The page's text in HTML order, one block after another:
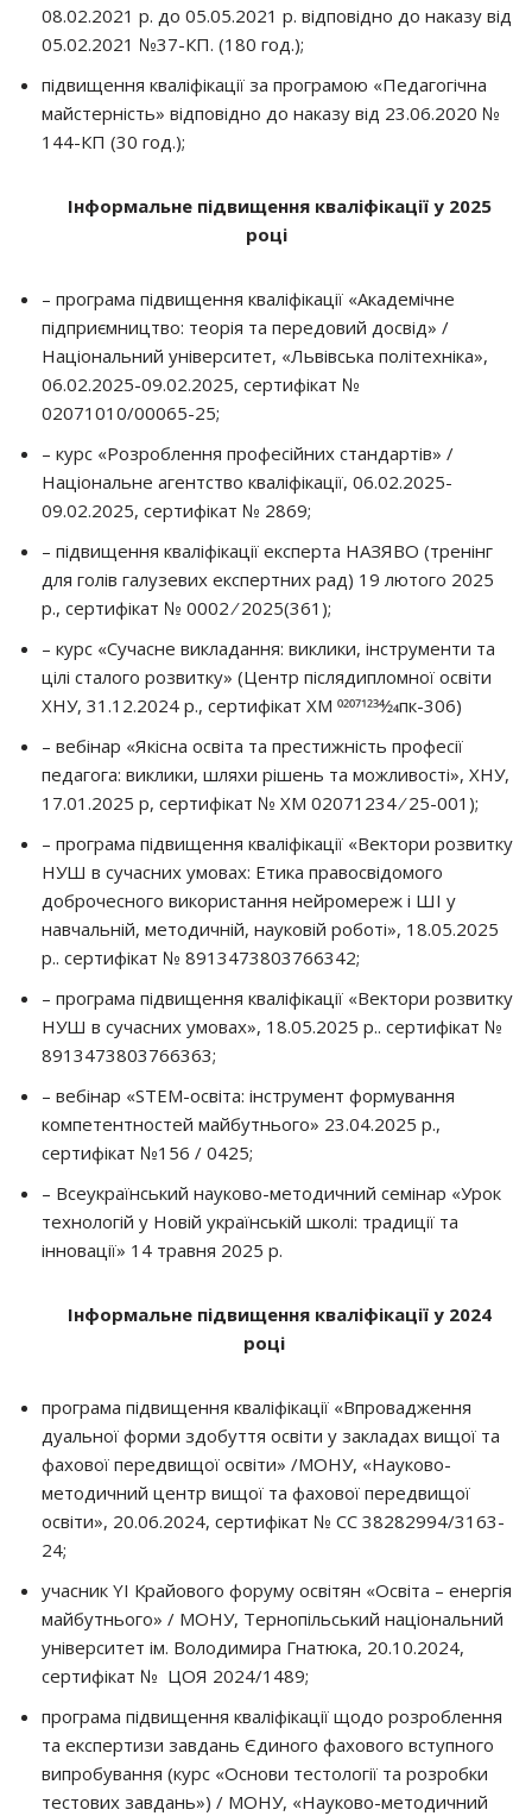
08.02.2021 р. до 05.05.2021 р. відповідно до наказу від
05.02.2021 №37-КП. (180 год.);
підвищення кваліфікації за програмою «Педагогічна
майстерність» відповідно до наказу від 23.06.2020 №
144-КП (30 год.);
Інформальне підвищення кваліфікації у 2025
році
– програма підвищення кваліфікації «Академічне
підприємництво: теорія та передовий досвід» /
Національний університет, «Львівська політехніка»,
06.02.2025-09.02.2025, сертифікат №
02071010/00065-25;
– курс «Розроблення професійних стандартів» /
Національне агентство кваліфікації, 06.02.2025-
09.02.2025, сертифікат № 2869;
– підвищення кваліфікації експерта НАЗЯВО (тренінг
для голів галузевих експертних рад) 19 лютого 2025
р., сертифікат № 0002 ⁄ 2025(361);
– курс «Сучасне викладання: виклики, інструменти та
цілі сталого розвитку» (Центр післядипломної освіти
ХНУ, 31.12.2024 р., сертифікат ХМ 02071234⁄24пк-306)
– вебінар «Якісна освіта та престижність професії
педагога: виклики, шляхи рішень та можливості», ХНУ,
17.01.2025 р, сертифікат № ХМ 02071234 ⁄ 25-001);
– програма підвищення кваліфікації «Вектори розвитку
НУШ в сучасних умовах: Етика правосвідомого
доброчесного використання нейромереж і ШІ у
навчальній, методичній, науковій роботі», 18.05.2025
р.. сертифікат № 8913473803766342;
– програма підвищення кваліфікації «Вектори розвитку
НУШ в сучасних умовах», 18.05.2025 р.. сертифікат №
8913473803766363;
– вебінар «STEM-освіта: інструмент формування
компетентностей майбутнього» 23.04.2025 р.,
сертифікат №156 / 0425;
– Всеукраїнський науково-методичний семінар «Урок
технологій у Новій українській школі: традиції та
інновації» 14 травня 2025 р.
Інформальне підвищення кваліфікації у 2024
році
програма підвищення кваліфікації «Впровадження
дуальної форми здобуття освіти у закладах вищої та
фахової передвищої освіти» /МОНУ, «Науково-
методичний центр вищої та фахової передвищої
освіти», 20.06.2024, сертифікат № СС 38282994/3163-
24;
учасник YI Крайового форуму освітян «Освіта – енергія
майбутнього» / МОНУ, Тернопільський національний
університет ім. Володимира Гнатюка, 20.10.2024,
сертифікат № ЦОЯ 2024/1489;
програма підвищення кваліфікації щодо розроблення
та експертизи завдань Єдиного фахового вступного
випробування (курс «Основи тестології та розробки
тестових завдань») / МОНУ, «Науково-методичний